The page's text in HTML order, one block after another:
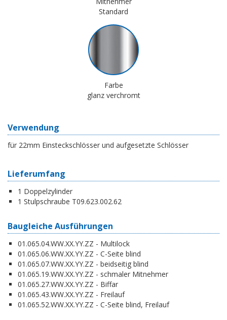
Standard
Farbe
glanz verchromt
Verwendung
für 22mm Einsteckschlösser und aufgesetzte Schlösser
Lieferumfang
1 Doppelzylinder
1 Stulpschraube T09.623.002.62
Baugleiche Ausführungen
01.065.04.WW.XX.YY.ZZ - Multilock
01.065.06.WW.XX.YY.ZZ - C-Seite blind
01.065.07.WW.XX.YY.ZZ - beidseitig blind
01.065.19.WW.XX.YY.ZZ - schmaler Mitnehmer
01.065.27.WW.XX.YY.ZZ - Biffar
01.065.43.WW.XX.YY.ZZ - Freilauf
01.065.52.WW.XX.YY.ZZ - C-Seite blind, Freilauf